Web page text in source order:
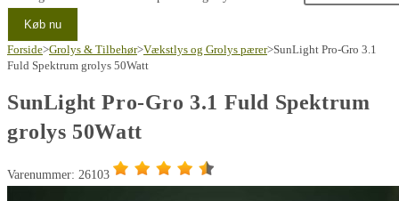
Køb nu
Forside>Grolys & Tilbehør>Vækstlys og Grolys pærer>SunLight Pro-Gro 3.1
Fuld Spektrum grolys 50Watt
SunLight Pro-Gro 3.1 Fuld Spektrum
grolys 50Watt
Varenummer: 26103